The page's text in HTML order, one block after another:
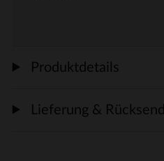
Produktdetails
Lieferung &